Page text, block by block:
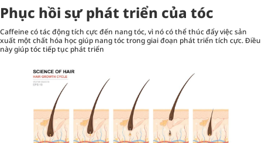
Phục hồi sự phát triển của tóc
Caffeine có tác động tích cực đến nang tóc, vì nó có thể thúc đẩy việc sản
xuất một chất hóa học giúp nang tóc trong giai đoạn phát triển tích cực. Điều
này giúp tóc tiếp tục phát triển